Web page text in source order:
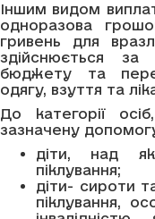
Іншим видом
одноразова
гривень для
здійснюється за
бюджету та
одягу, взуття та
До категорії
зазначену
діти, над
піклування;
діти- сироти
піклування,